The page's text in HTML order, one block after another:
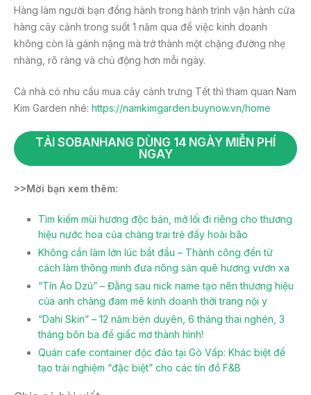
Hàng làm người bạn đồng hành trong hành trình vận hành cửa
hàng cây cảnh trong suốt 1 năm qua để việc kinh doanh
không còn là gánh nặng mà trở thành một chặng đường nhẹ
nhàng, rõ ràng và chủ động hơn mỗi ngày.
Cả nhà có nhu cầu mua cây cảnh trưng Tết thì tham quan Nam
Kim Garden nhé: https://namkimgarden.buynow.vn/home
TẢI SOBANHANG DÙNG 14 NGÀY MIỄN PHÍ
NGAY
>>Mời bạn xem thêm:
Tìm kiếm mùi hương độc bản, mở lối đi riêng cho thương
hiệu nước hoa của chàng trai trẻ đầy hoài bão
Không cần làm lớn lúc bắt đầu – Thành công đến từ
cách làm thông minh đưa nông sản quê hương vươn xa
“Tín Áo Dzú” – Đằng sau nick name tạo nên thương hiệu
của anh chàng đam mê kinh doanh thời trang nội y
“Dahi Skin” – 12 năm bén duyên, 6 tháng thai nghén, 3
tháng bôn ba để giấc mơ thành hình!
Quán cafe container độc đáo tại Gò Vấp: Khác biệt để
tạo trải nghiệm “đặc biệt” cho các tín đồ F&B